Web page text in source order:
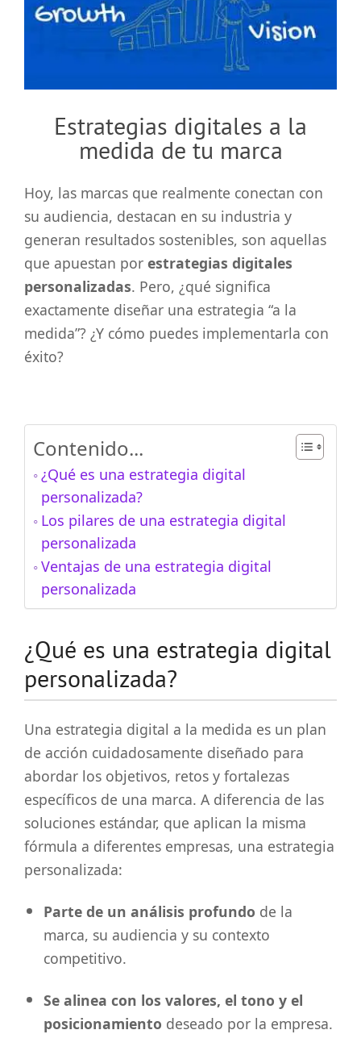
grande
Estrategias digitales a la
medida de tu marca
Hoy, las marcas que realmente conectan con
su audiencia, destacan en su industria y
generan resultados sostenibles, son aquellas
que apuestan por estrategias digitales
personalizadas. Pero, ¿qué significa
exactamente diseñar una estrategia “a la
medida”? ¿Y cómo puedes implementarla con
éxito?
Contenido...
¿Qué es una estrategia digital
personalizada?
Los pilares de una estrategia digital
personalizada
Ventajas de una estrategia digital
personalizada
¿Qué es una estrategia digital
personalizada?
Una estrategia digital a la medida es un plan
de acción cuidadosamente diseñado para
abordar los objetivos, retos y fortalezas
específicos de una marca. A diferencia de las
soluciones estándar, que aplican la misma
fórmula a diferentes empresas, una estrategia
personalizada:
Parte de un análisis profundo de la
marca, su audiencia y su contexto
competitivo.
Se alinea con los valores, el tono y el
posicionamiento deseado por la empresa.